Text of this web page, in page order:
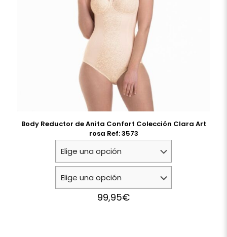
Body Reductor de Anita Confort Colección Clara Art
rosa Ref: 3573
99,95€